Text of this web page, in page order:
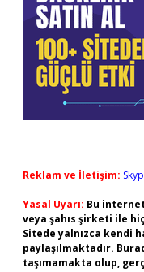
Reklam ve İletişim:
Yasal Uyarı: Bu
veya şahıs şirketi ile
Sitede yalnızca kendi
paylaşılmaktadır.
taşımamakta olup,